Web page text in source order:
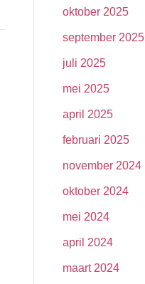
oktober 2025
september 2025
juli 2025
mei 2025
april 2025
februari 2025
november 2024
oktober 2024
mei 2024
april 2024
maart 2024